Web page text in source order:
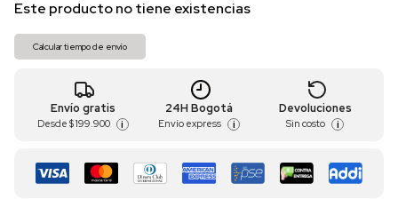
Este producto no tiene existencias
Calcular tiempo de envío
Envío gratis
Desde $ 199.900 i
24H Bogotá
Envío express i
Devoluciones
Sin costo i